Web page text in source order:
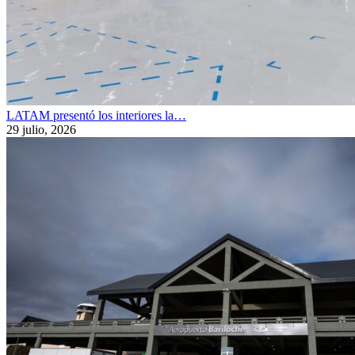
LATAM presentó los interiores la…
29 julio, 2026